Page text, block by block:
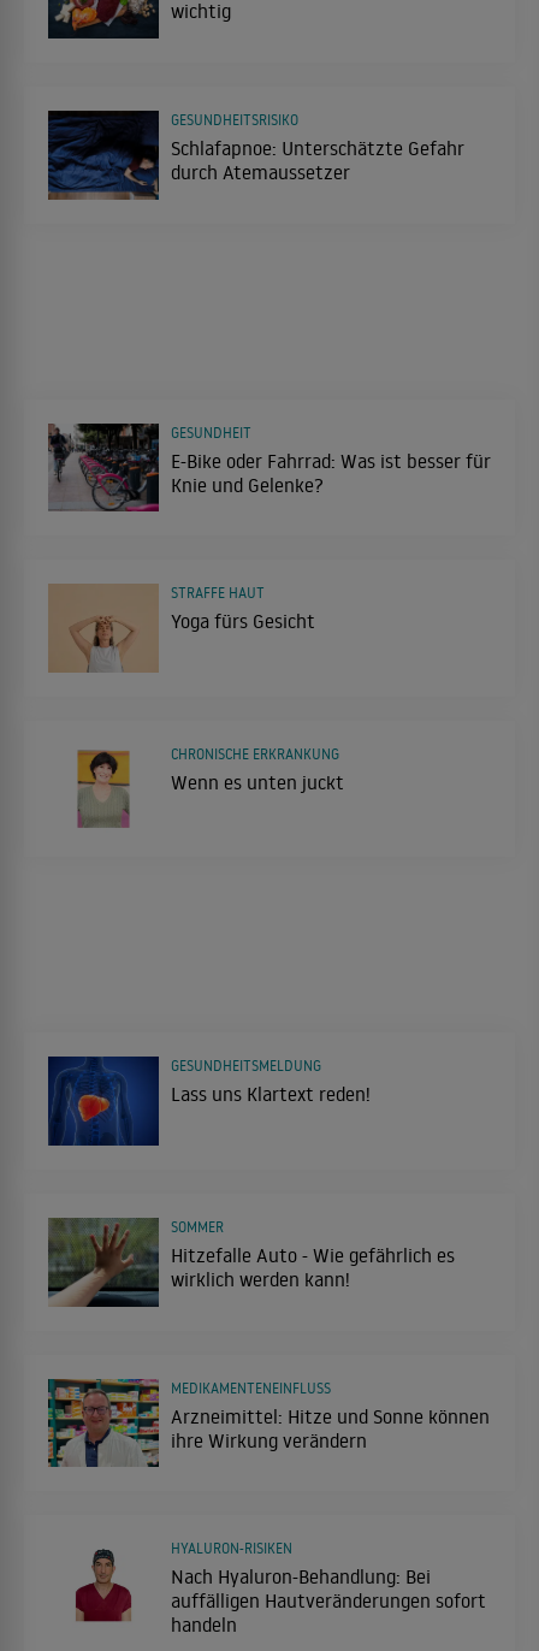
wichtig
Schlafapnoe: Unterschätzte Gefahr
durch Atemaussetzer
GESUNDHEITSRISIKO
E-Bike oder Fahrrad: Was ist besser für
Knie und Gelenke?
GESUNDHEIT
Yoga fürs Gesicht
STRAFFE HAUT
Wenn es unten juckt
CHRONISCHE ERKRANKUNG
Lass uns Klartext reden!
GESUNDHEITSMELDUNG
Hitzefalle Auto - Wie gefährlich es
wirklich werden kann!
SOMMER
Arzneimittel: Hitze und Sonne können
ihre Wirkung verändern
MEDIKAMENTENEINFLUSS
Nach Hyaluron-Behandlung: Bei
auffälligen Hautveränderungen sofort
handeln
HYALURON-RISIKEN